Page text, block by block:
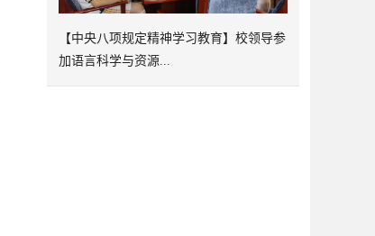
【中央八项规定精神学习教育】校领导参
加语言科学与资源...